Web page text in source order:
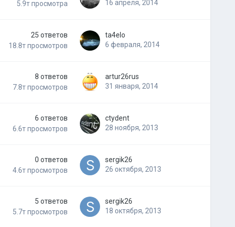
5.9т просмотра 16 апреля, 2014
25 ответов
18.8т просмотров
ta4elo
6 февраля, 2014
8 ответов
7.8т просмотров
artur26rus
31 января, 2014
6 ответов
6.6т просмотров
ctydent
28 ноября, 2013
0 ответов
4.6т просмотров
sergik26
26 октября, 2013
5 ответов
5.7т просмотров
sergik26
18 октября, 2013